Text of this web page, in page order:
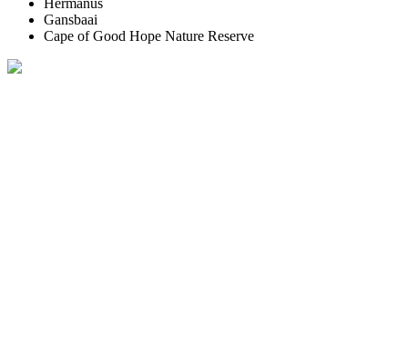
Gansbaai
Cape of Good Hope Nature Reserve